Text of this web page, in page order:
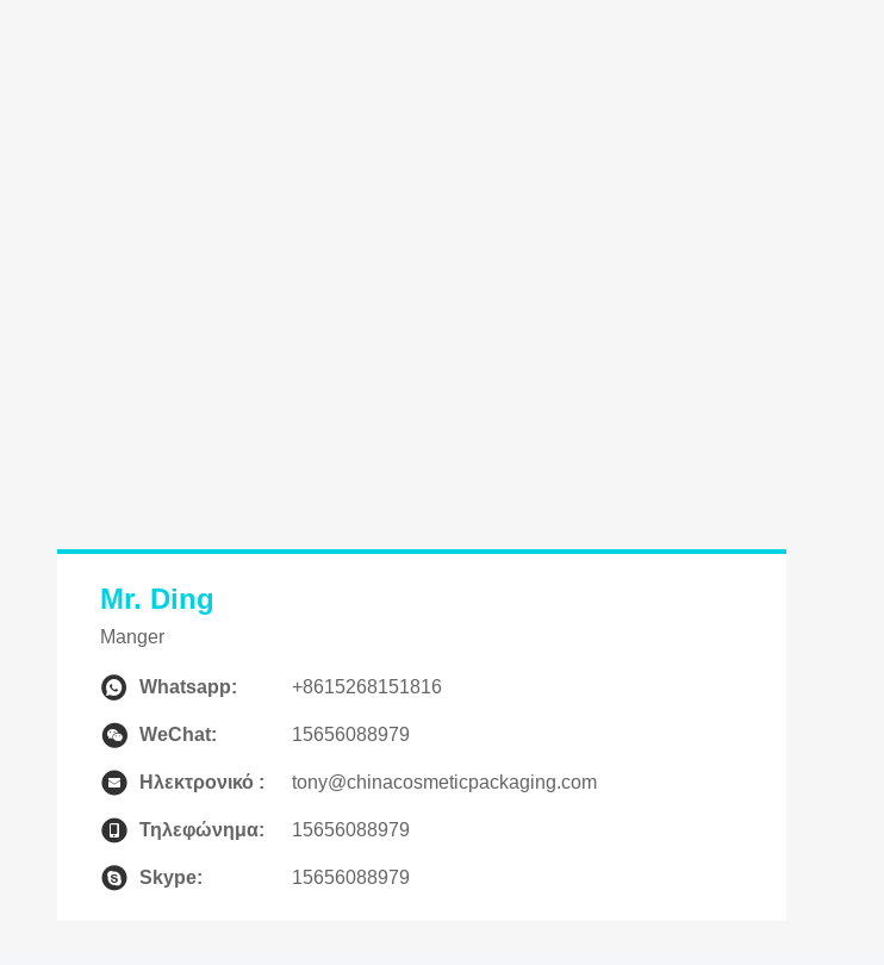
Mr. Ding
Manger
Whatsapp: +8615268151816
WeChat: 15656088979
Ηλεκτρονικό : tony@chinacosmeticpackaging.com
Τηλεφώνημα: 15656088979
Skype: 15656088979